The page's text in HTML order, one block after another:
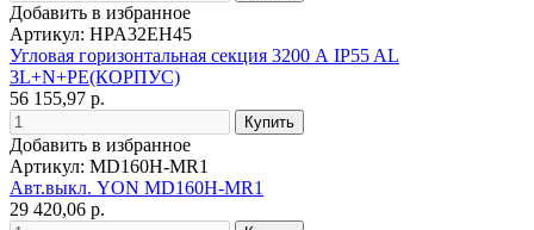
Добавить в избранное
Артикул: HPA32EH45
Угловая горизонтальная секция 3200 А IP55 AL
3L+N+PE(КОРПУС)
56 155,97 р.
Добавить в избранное
Артикул: MD160H-MR1
Авт.выкл. YON MD160H-MR1
29 420,06 р.